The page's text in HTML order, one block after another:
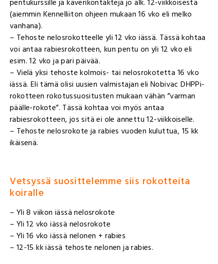
pentukurssille ja kaverikontakteja jo alk. 12-viikkoisesta
(aiemmin Kennelliiton ohjeen mukaan 16 vko eli melko
vanhana).
– Tehoste nelosrokotteelle yli 12 vko iässä. Tässä kohtaa
voi antaa rabiesrokotteen, kun pentu on yli 12 vko eli
esim. 12 vko ja pari päivää.
– Vielä yksi tehoste kolmois- tai nelosrokotetta 16 vko
iässä. Eli tämä olisi uusien valmistajan eli Nobivac DHPPi-
rokotteen rokotussuositusten mukaan vähän ”varman
päälle-rokote”. Tässä kohtaa voi myös antaa
rabiesrokotteen, jos sitä ei ole annettu 12-viikkoiselle.
– Tehoste nelosrokote ja rabies vuoden kuluttua, 15 kk
ikäisenä.
Vetsyssä suosittelemme siis rokotteita
koiralle
– Yli 8 viikon iässä nelosrokote
– Yli 12 vko iässä nelosrokote
– Yli 16 vko iässä nelonen + rabies
– 12-15 kk iässä tehoste nelonen ja rabies.